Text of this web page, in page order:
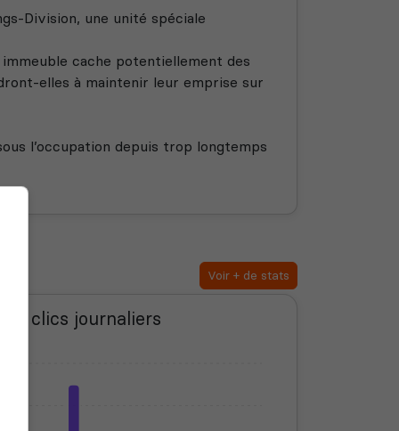
Division, une unité spéciale
cache potentiellement des
elles à maintenir leur emprise sur
l’occupation depuis trop longtemps
Voir + de stats
et clics journaliers